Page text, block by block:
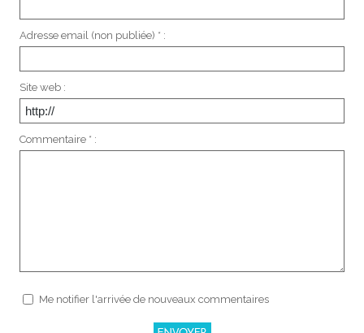
Adresse email (non publiée) * :
Site web :
Commentaire * :
Me notifier l'arrivée de nouveaux commentaires